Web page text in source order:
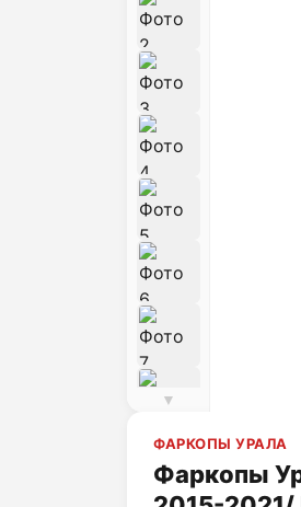
▼
ФАРКОПЫ УРАЛА
Фаркопы